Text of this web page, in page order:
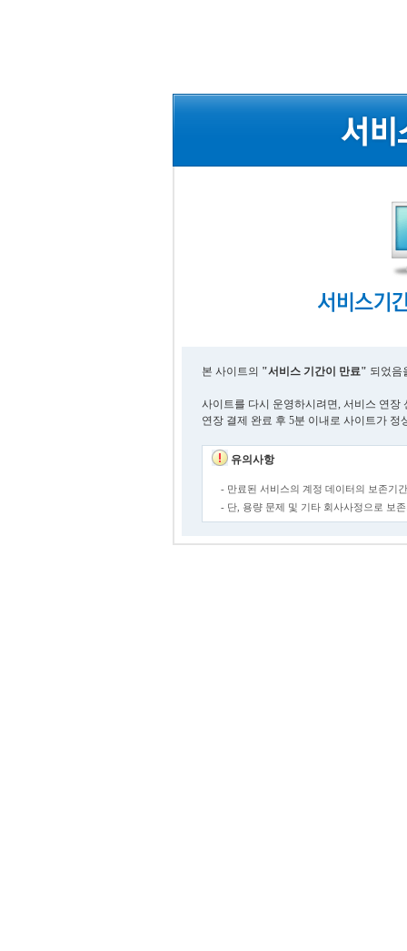
본 사이트의 "서비스 기간이 만료" 되었음
사이트를 다시 운영하시려면, 서비스 연장
연장 결제 완료 후 5분 이내로 사이트가 정
유의사항
- 만료된 서비스의 계정 데이터의 보존기
- 단, 용량 문제 및 기타 회사사정으로 보